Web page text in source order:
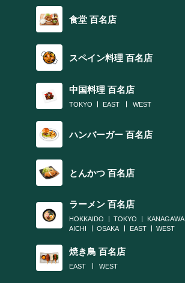
食堂 百名店
スペイン料理 百名店
中国料理 百名店
TOKYO EAST WEST
ハンバーガー 百名店
とんかつ 百名店
ラーメン 百名店
HOKKAIDO TOKYO
KANAGAWA
AICHI
OSAKA EAST WEST
焼き鳥 百名店
EAST WEST